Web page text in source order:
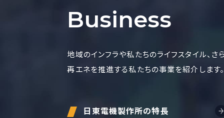
Business
地域のインフラや私たちのライフスタイル、さ
再エネを推進する私たちの事業を紹介します
日東電機製作所の特長